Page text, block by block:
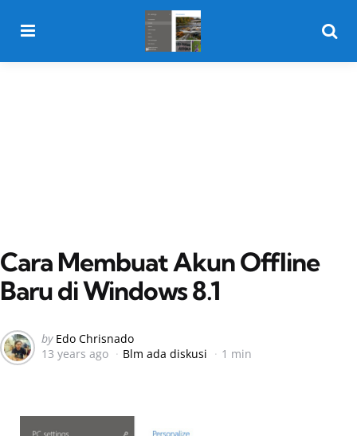
Cara Membuat Akun Offline
Baru di Windows 8.1
Posted
by
by Edo Chrisnado
13 years ago
Blm ada diskusi 1 min